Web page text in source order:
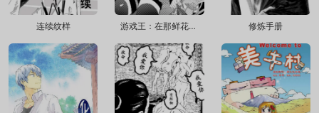
连续纹样 游戏王：在那鲜花盛开的道路上 修炼手册